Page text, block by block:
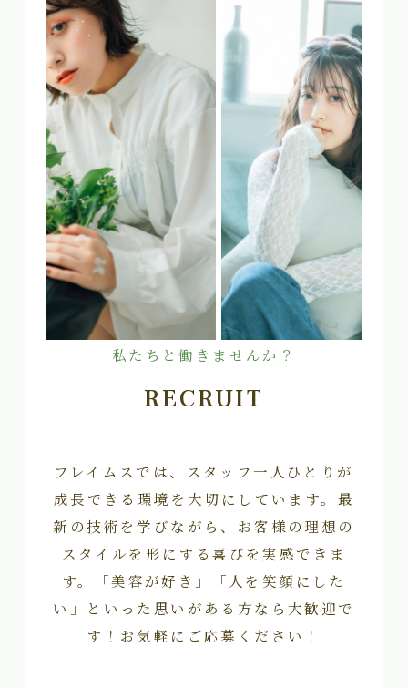
私たちと働きませんか？
RECRUIT
フレイムスでは、スタッフ一人ひとりが
成長できる環境を大切にしています。最
新の技術を学びながら、お客様の理想の
スタイルを形にする喜びを実感できま
す。「美容が好き」「人を笑顔にした
い」といった思いがある方なら大歓迎で
す！お気軽にご応募ください！